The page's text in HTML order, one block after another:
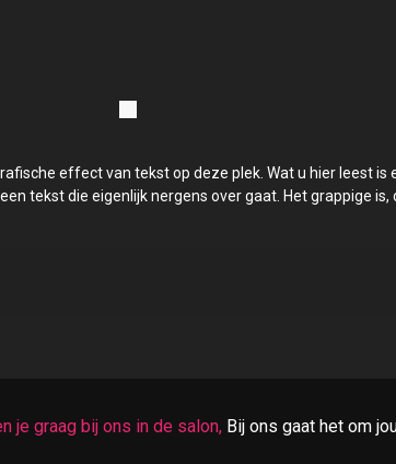
effect van tekst op deze plek. Wat u hier leest
tekst die eigenlijk nergens over gaat. Het grappige
je graag bij ons in de salon, Bij ons gaat het om